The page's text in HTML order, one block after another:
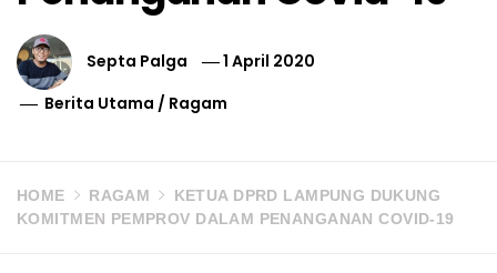
Septa Palga
1 April 2020
Berita Utama / Ragam
HOME RAGAM
KETUA DPRD LAMPUNG DUKUNG
KOMITMEN PEMPROV DALAM PENANGANAN COVID-19